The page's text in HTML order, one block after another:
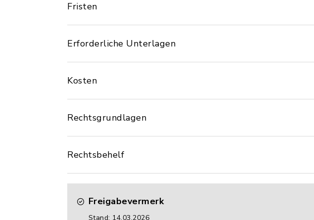
Fristen
Erforderliche Unterlagen
Kosten
Rechtsgrundlagen
Rechtsbehelf
Freigabevermerk
Stand: 14.03.2026